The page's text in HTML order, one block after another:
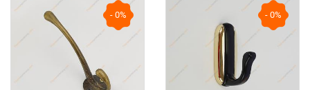
- 0% - 0%